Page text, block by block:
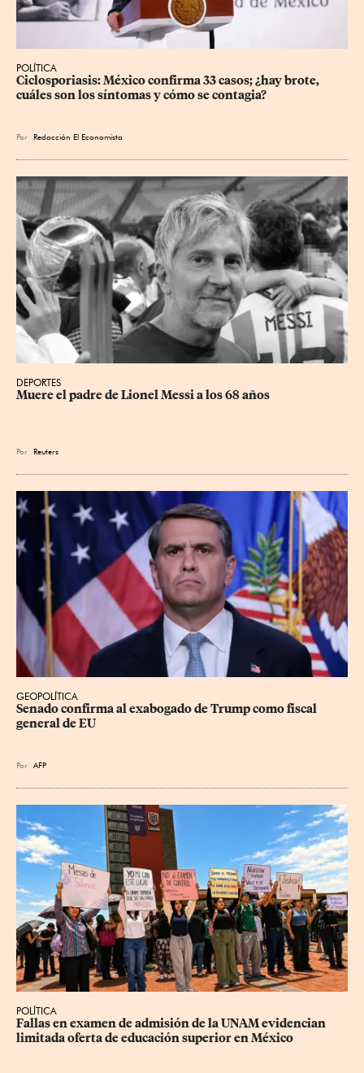
POLÍTICA
Ciclosporiasis: México confirma 33 casos; ¿hay brote,
cuáles son los síntomas y cómo se contagia?
Por Redacción El Economista
DEPORTES
Muere el padre de Lionel Messi a los 68 años
Por Reuters
GEOPOLÍTICA
Senado confirma al exabogado de Trump como fiscal
general de EU
Por AFP
POLÍTICA
Fallas en examen de admisión de la UNAM evidencian
limitada oferta de educación superior en México